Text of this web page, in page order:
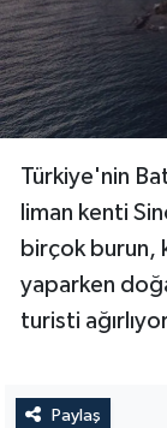
Türkiye'nin
liman kenti
birçok burun,
yaparken
turisti
Paylaş
Bitlis
Bolu
Burdur
Bursa
Çorum
Sağlık
Makaleler
Ekonomi
Duyurular